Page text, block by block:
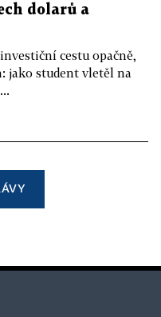
dolarů a
cestu opačně,
jako student vletěl na